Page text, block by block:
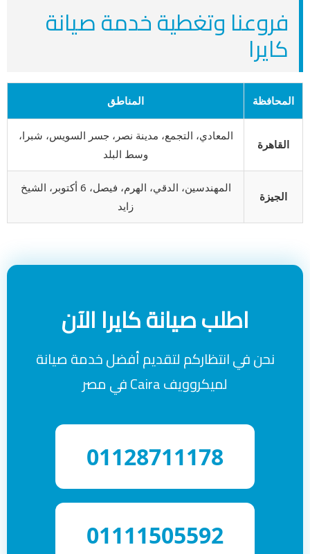
فروعنا وتغطية خدمة صيانة
كايرا
المحافظة المناطق
القاهرة
المعادي، التجمع، مدينة نصر، جسر السويس، شبرا،
وسط البلد
الجيزة
المهندسين، الدقي، الهرم، فيصل، 6 أكتوبر، الشيخ
زايد
اطلب صيانة كايرا الآن
نحن في انتظاركم لتقديم أفضل خدمة صيانة
لميكروويف Caira في مصر
01128711178
01111505592